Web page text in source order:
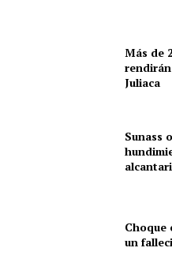
Más de
rendirán
Juliaca
Sunass
un